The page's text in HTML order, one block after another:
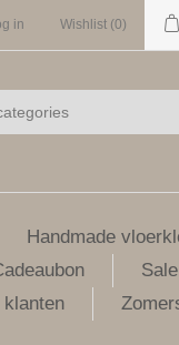
in Wishlist (0)
Handmade
Sale